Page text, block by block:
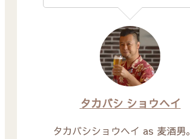
タカバシ ショウヘイ
タカバシショウヘイ as 麦酒男